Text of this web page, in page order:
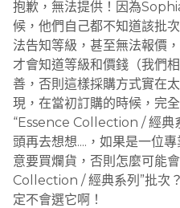
抱歉，無法提供！因為
候，他們自己都不知道該批
法告知等級，甚至無法報價
才會知道等級和價錢（我們
善，否則這樣採購方式實在
現，在當初訂購的時候，完
“Essence Collection / 經典
頭再去想想....，如果是一位
意要買爛貨，否則怎麼可能
Collection / 經典系列”批次
定不會選它啊！